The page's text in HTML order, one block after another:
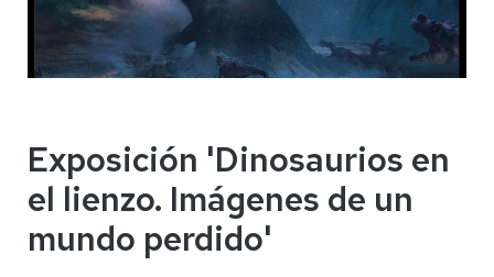
Exposición 'Dinosaurios en
el lienzo. Imágenes de un
mundo perdido'